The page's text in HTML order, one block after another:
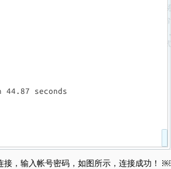
接，输入帐号密码，如图所示，连接成功！ ￼